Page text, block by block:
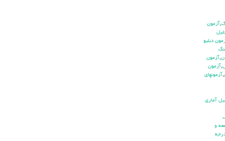
,آزمون
دبليو
,آزمون
,آزمون
,آزمونهاي
آماري
و